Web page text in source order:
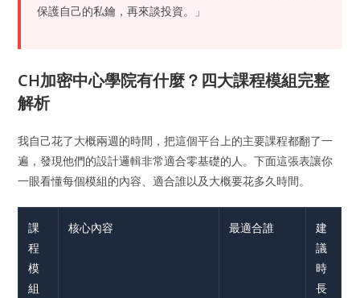
保護自己的私鑰，再來談投資。」
CH加密中心學院有什麼？四大課程模組完整
解析
我自己花了大概兩週的時間，把這個平台上的主要課程都翻了一
遍，發現他們的設計邏輯非常適合零基礎的人。下面這張表讓你
一眼看懂每個模組的內容、適合誰以及大概要花多久時間。
課
程
模
組
核心內容 最適合誰
建
議
時
長